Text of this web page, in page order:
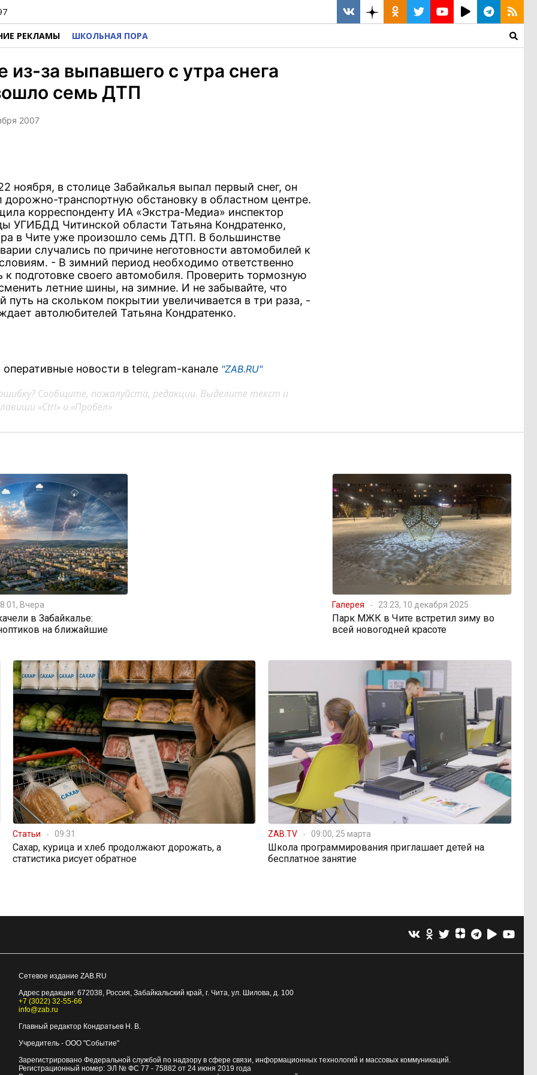
РЕКЛАМЫ ШКОЛЬНАЯ ПОРА
из-за выпавшего с утра снега
семь ДТП
2007
ноября, в столице Забайкалья выпал первый снег, он
дорожно-транспортную обстановку в областном центре.
корреспонденту ИА «Экстра-Медиа» инспектор
УГИБДД Читинской области Татьяна Кондратенко,
в Чите уже произошло семь ДТП. В большинстве
случались по причине неготовности автомобилей к
- В зимний период необходимо ответственно
к подготовке своего автомобиля. Проверить тормозную
летние шины, на зимние. И не забывайте, что
путь на скольком покрытии увеличивается в три раза, -
автолюбителей Татьяна Кондратенко.
новости в telegram-канале "ZAB.RU"
Сообщите, пожалуйста, редакции. Выделите текст и
«Ctrl» и «Пробел»
Вчера
в Забайкалье:
на ближайшие
Галерея 23:23, 10 декабря 2025
Парк МЖК в Чите встретил зиму во
всей новогодней красоте
Статьи 09:31
Сахар, курица и хлеб продолжают дорожать, а
статистика рисует обратное
ZAB.TV 09:00, 25 марта
Школа программирования приглашает детей на
бесплатное занятие
Сетевое издание ZAB.RU
Адрес редакции: 672038, Россия, Забайкальский край, г. Чита, ул. Шилова, д. 100
+7 (3022) 32-55-66
info@zab.ru
Главный редактор Кондратьев Н. В.
Учредитель - ООО "Событие"
Зарегистрировано Федеральной службой по надзору в сфере связи, информационных технологий и массовых коммуникаций.
Регистрационный номер: ЭЛ № ФС 77 - 75882 от 24 июня 2019 года